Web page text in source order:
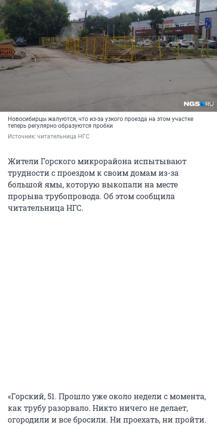
Новосибирцы жалуются, что из-за узкого проезда на этом участке
теперь регулярно образуются пробки
Источник: читательница НГС
Жители Горского микрорайона испытывают
трудности с проездом к своим домам из-за
большой ямы, которую выкопали на месте
прорыва трубопровода. Об этом сообщила
читательница НГС.
«Горский, 51. Прошло уже около недели с момента,
как трубу разорвало. Никто ничего не делает,
огородили и все бросили. Ни проехать, ни пройти.